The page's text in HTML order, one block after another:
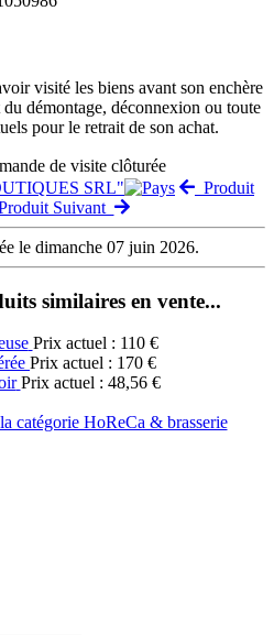
visité les biens avant son enchère
démontage, déconnexion ou toute
pour le retrait de son achat.
de visite clôturée
SRL"
Produit
Suivant
le dimanche 07 juin 2026.
similaires en vente...
Prix actuel : 110 €
Prix actuel : 170 €
Prix actuel : 48,56 €
catégorie HoReCa & brasserie